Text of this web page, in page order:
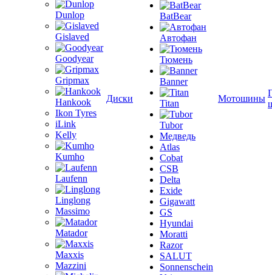
Dunlop
Gislaved
Goodyear
Gripmax
Hankook
Ikon Tyres
iLink
Kelly
Kumho
Laufenn
Linglong
Massimo
Matador
Maxxis
Mazzini
Диски
BatBear
Автофан
Тюмень
Banner
Titan
Tubor
Медведь
Atlas
Cobat
CSB
Delta
Exide
Gigawatt
GS
Hyundai
Moratti
Razor
SALUT
Sonnenschein
Мотошины